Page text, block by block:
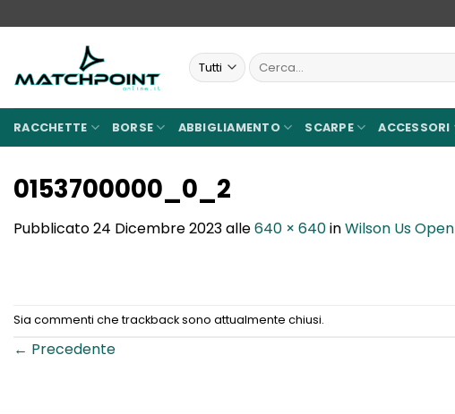
ai
Cerca:
RACCHETTE BORSE ABBIGLIAMENTO SCARPE ACCESSORI
0153700000_0_2
Pubblicato24 Dicembre 2023alle640 × 640inWilson Us Open
Sia commenti che trackback sono attualmente chiusi.
← Precedente